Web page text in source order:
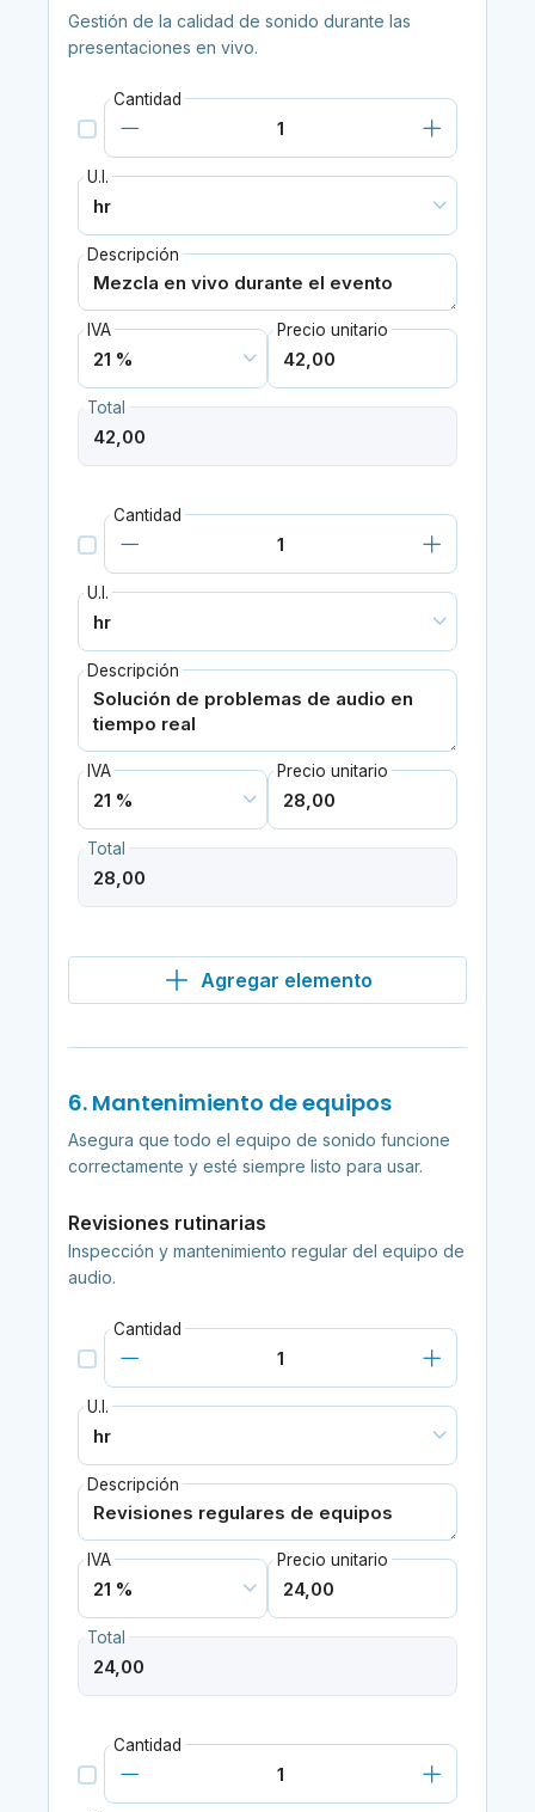
Gestión de la calidad de sonido durante las
presentaciones en vivo.
Cantidad
U.I.
Descripción
IVA Precio unitario
Total
Cantidad
U.I.
Descripción
IVA Precio unitario
Total
Agregar elemento
6. Mantenimiento de equipos
Asegura que todo el equipo de sonido funcione
correctamente y esté siempre listo para usar.
Revisiones rutinarias
Inspección y mantenimiento regular del equipo de
audio.
Cantidad
U.I.
Descripción
IVA Precio unitario
Total
Cantidad